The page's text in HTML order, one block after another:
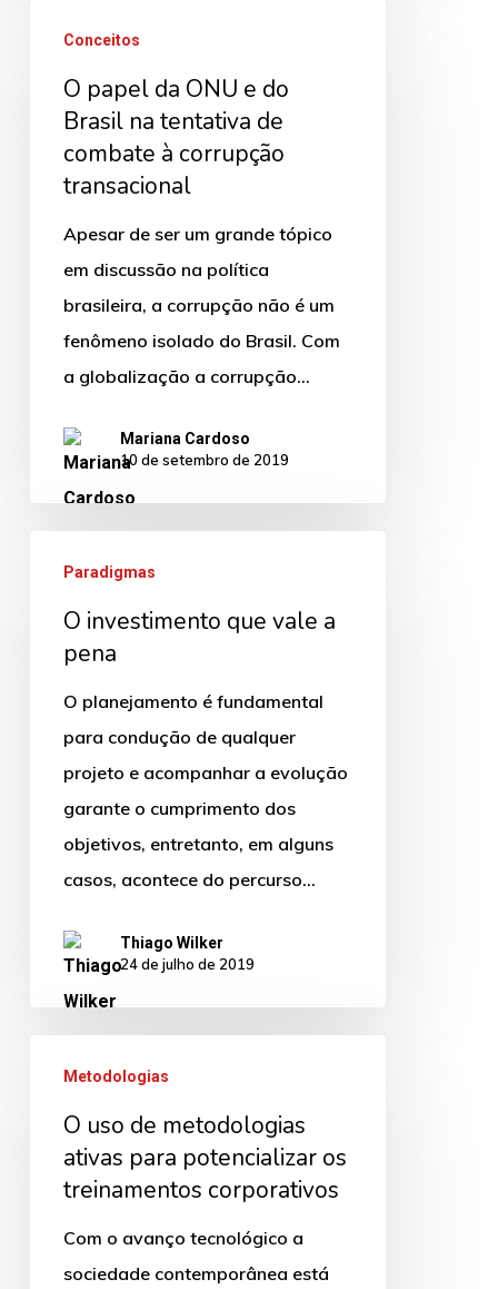
papel
ONU
Brasil
tentativa
combate
corrupção
Conceitos
O papel da ONU e do
Brasil na tentativa de
combate à corrupção
transacional
Apesar de ser um grande tópico
em discussão na política
brasileira, a corrupção não é um
fenômeno isolado do Brasil. Com
a globalização a corrupção…
Mariana Cardoso
10 de setembro de 2019
investimento
Paradigmas
O investimento que vale a
pena
O planejamento é fundamental
para condução de qualquer
projeto e acompanhar a evolução
garante o cumprimento dos
objetivos, entretanto, em alguns
casos, acontece do percurso…
Thiago Wilker
24 de julho de 2019
metodologias
ativas
para
potencializar
Metodologias
O uso de metodologias
ativas para potencializar os
treinamentos corporativos
Com o avanço tecnológico a
sociedade contemporânea está